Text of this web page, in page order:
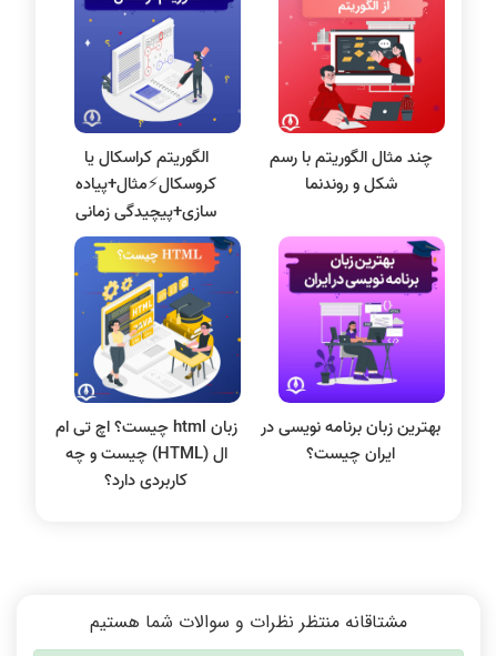
سی شارپ
علم داده
مقاله نویسی
بلاکچین
پایگاه داده
الکترونیک دیجیتال
سیستم عامل
نظریه زبانها
سیگنال و سیستمها
چند مثال الگوریتم با رسم
شکل و روندنما
الگوریتم کراسکال یا
کروسکال⚡️مثال+پیاده
سازی+پیچیدگی زمانی
بهترین زبان برنامه نویسی در
ایران چیست؟
زبان html چیست؟ اچ تی ام
ال (HTML) چیست و چه
کاربردی دارد؟
مشتاقانه منتظر نظرات و سوالات شما هستیم